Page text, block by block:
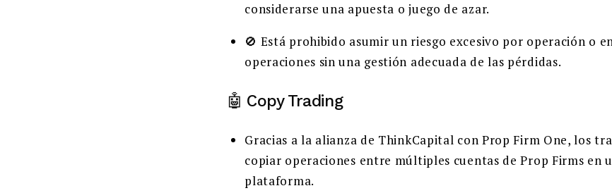
considerarse una apuesta o juego de azar.
🚫 Está prohibido asumir un riesgo excesivo por operación o
operaciones sin una gestión adecuada de las pérdidas.
🤖 Copy Trading
Gracias a la alianza de ThinkCapital con Prop Firm One, los
copiar operaciones entre múltiples cuentas de Prop Firms en
plataforma.